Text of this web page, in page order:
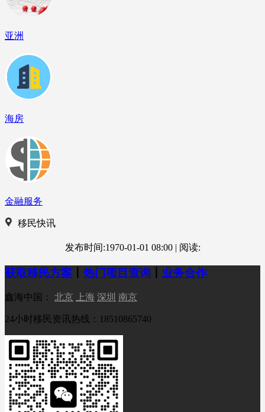
亚洲
海房
金融服务
移民快讯
发布时间:1970-01-01 08:00 | 阅读:
获取移民方案 热门项目查询 业务合作
鑫海中国： 北京 上海 深圳 南京
24小时移民资讯热线：18510865740